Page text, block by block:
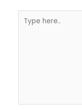
here..